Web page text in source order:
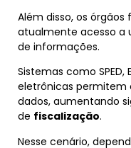
Além disso, os órgãos
atualmente acesso a
de informações.
Sistemas como
eletrônicas
dados, aumentando
de fiscalização.
Nesse cenário,